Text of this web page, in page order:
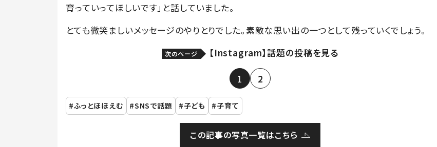
育っていってほしいです」と話していました。
とても微笑ましいメッセージのやりとりでした。素敵な思い出の一つとして残っていくでしょう。
次のページ 【Instagram】話題の投稿を見る
1 2
ふっとほほえむ SNSで話題 子ども 子育て
この記事の写真一覧はこちら